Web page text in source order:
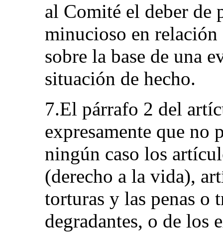
al Comité el deber de
minucioso en
sobre la base de una
situación de hecho.
7.El párrafo 2 del
expresamente que no
ningún caso los
(derecho a la vida),
torturas y las penas o
degradantes, o de los